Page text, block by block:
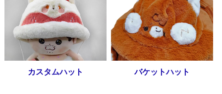
カスタムハット バケットハット